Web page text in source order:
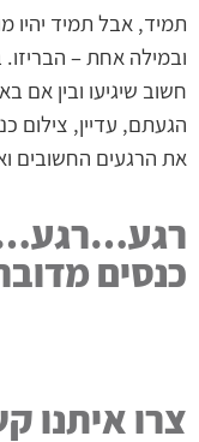
תמיד, אבל תמיד יהיו
ובמילה אחת –
חשוב שיגיעו ובין
הגעתם, עדיין, צילום
את הרגעים החשובים
רגע…רגע…
כנסים
צרו איתנו